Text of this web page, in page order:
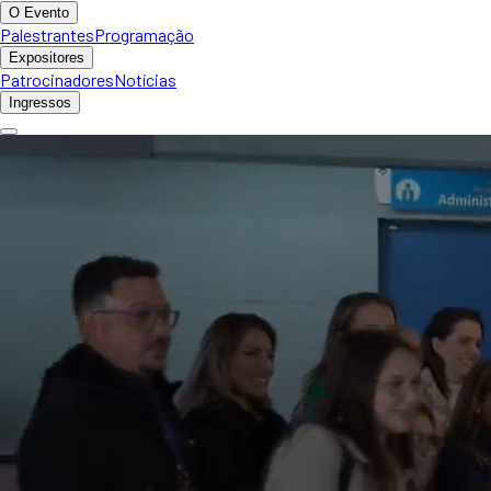
O Evento
PalestrantesProgramação
Expositores
PatrocinadoresNotícias
Ingressos